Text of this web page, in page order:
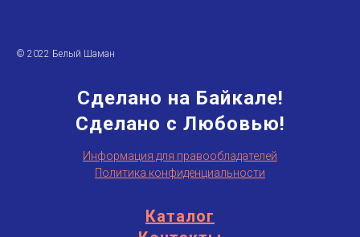
© 2022 Белый Шаман
Сделано на Байкале!
Сделано с Любовью!
Информация для правообладателей
Политика конфиденциальности
Каталог